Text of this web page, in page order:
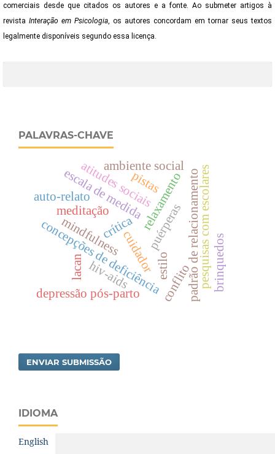
comerciais desde que citados os autores e a fonte. Ao submeter artigos à
revista Interação em Psicologia, os autores concordam em tornar seus textos
legalmente disponíveis segundo essa licença.
PALAVRAS-CHAVE
cuidador
mindfulness
relaxamento
meditação
concepções de deficiência
escala de medida
crítica
estilo
lacan
auto-relato padrão de relacionamento
depressão pós-parto
atitudes sociais
hiv-aids pesquisas com escolares
ambiente social
puérperas
conflito
pistas
brinquedos
ENVIAR SUBMISSÃO
IDIOMA
English